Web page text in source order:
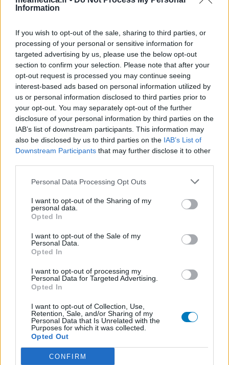
Information
If you wish to opt-out of the sale, sharing to third parties, or
processing of your personal or sensitive information for
targeted advertising by us, please use the below opt-out
section to confirm your selection. Please note that after your
opt-out request is processed you may continue seeing
interest-based ads based on personal information utilized by
us or personal information disclosed to third parties prior to
your opt-out. You may separately opt-out of the further
disclosure of your personal information by third parties on the
IAB’s list of downstream participants. This information may
also be disclosed by us to third parties on the IAB’s List of
Downstream Participants that may further disclose it to other
Personal Data Processing Opt Outs
I want to opt-out of the Sharing of my
personal data.
Opted In
I want to opt-out of the Sale of my
Personal Data.
Opted In
I want to opt-out of processing my
Personal Data for Targeted Advertising.
Opted In
I want to opt-out of Collection, Use,
Retention, Sale, and/or Sharing of my
Personal Data that Is Unrelated with the
Purposes for which it was collected.
Opted Out
CONFIRM